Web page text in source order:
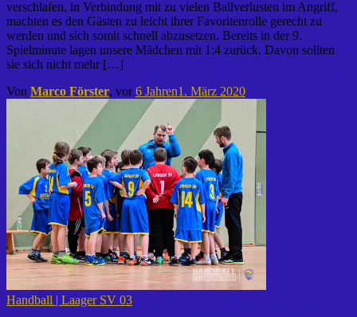
verschlafen, in Verbindung mit zu vielen Ballverlusten im Angriff,
machten es den Gästen zu leicht ihrer Favoritenrolle gerecht zu
werden und sich somit schnell abzusetzen. Bereits in der 9.
Spielminute lagen unsere Mädchen mit 1:4 zurück. Davon sollten
sie sich nicht mehr […]
Von Marco Förster, vor6 Jahren1. März 2020
Handball | Laager SV 03